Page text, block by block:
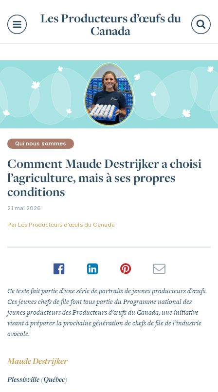
Les Producteurs d’œufs du
Canada
Qui nous sommes
Comment Maude Destrijker a choisi
l’agriculture, mais à ses propres
conditions
21 mai 2026
Par Les Producteurs d’œufs du Canada
Ce texte fait partie d’une série de portraits de jeunes producteurs d’œufs.
Ces jeunes chefs de file font tous partie du Programme national des
jeunes producteurs des Producteurs d’œufs du Canada, une initiative
visant à préparer la prochaine génération de chefs de file de l’industrie
ovocole.
Maude Destrijker
Plessisville (Québec)